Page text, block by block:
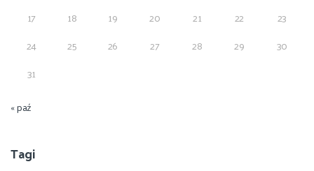
17
18 19 20 21 22
23
24
25 26 27 28 29
30
31
« paź
Tagi